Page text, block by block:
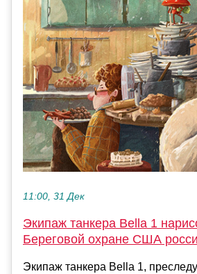
11:00, 31 Дек
Экипаж танкера Bella 1
Береговой охране США
Экипаж танкера Bella 1,